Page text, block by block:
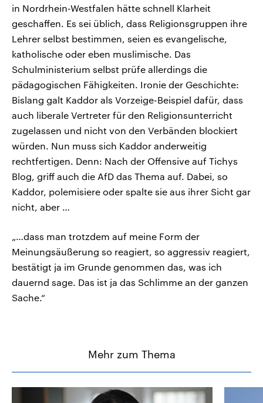
in Nordrhein-Westfalen hätte schnell Klarheit
geschaffen. Es sei üblich, dass Religionsgruppen ihre
Lehrer selbst bestimmen, seien es evangelische,
katholische oder eben muslimische. Das
Schulministerium selbst prüfe allerdings die
pädagogischen Fähigkeiten. Ironie der Geschichte:
Bislang galt Kaddor als Vorzeige-Beispiel dafür, dass
auch liberale Vertreter für den Religionsunterricht
zugelassen und nicht von den Verbänden blockiert
würden. Nun muss sich Kaddor anderweitig
rechtfertigen. Denn: Nach der Offensive auf Tichys
Blog, griff auch die AfD das Thema auf. Dabei, so
Kaddor, polemisiere oder spalte sie aus ihrer Sicht gar
nicht, aber …
„…dass man trotzdem auf meine Form der
Meinungsäußerung so reagiert, so aggressiv reagiert,
bestätigt ja im Grunde genommen das, was ich
dauernd sage. Das ist ja das Schlimme an der ganzen
Sache.“
Mehr zum Thema